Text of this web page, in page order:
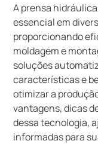
A prensa
essencial em
proporcionando
moldagem e
soluções
características e
otimizar a
vantagens, dicas
dessa tecnologia,
informadas para